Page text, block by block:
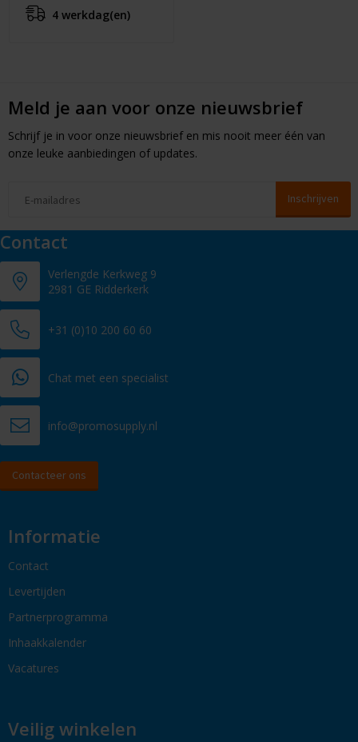
4 werkdag(en)
Meld je aan voor onze nieuwsbrief
Schrijf je in voor onze nieuwsbrief en mis nooit meer één van
onze leuke aanbiedingen of updates.
Contact
Verlengde Kerkweg 9
2981 GE Ridderkerk
+31 (0)10 200 60 60
Chat met een specialist
info@promosupply.nl
Contacteer ons
Informatie
Contact
Levertijden
Partnerprogramma
Inhaakkalender
Vacatures
Veilig winkelen